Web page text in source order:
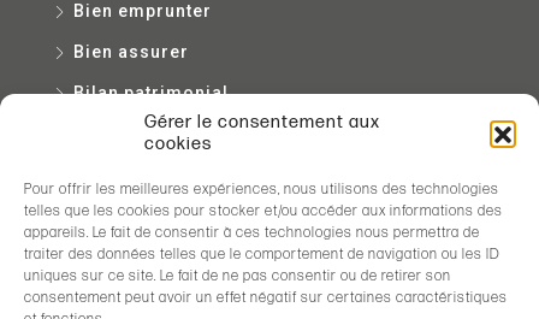
Gérer le consentement aux
cookies
Pour offrir les meilleures expériences, nous utilisons des technologies
telles que les cookies pour stocker et/ou accéder aux informations des
appareils. Le fait de consentir à ces technologies nous permettra de
traiter des données telles que le comportement de navigation ou les ID
uniques sur ce site. Le fait de ne pas consentir ou de retirer son
consentement peut avoir un effet négatif sur certaines caractéristiques
Bien emprunter
Bien assurer
Bilan patrimonial
Bien entretenir
Contact
2 ter cours Xavier Arnozan, Bordeaux
05 56 99 28 28